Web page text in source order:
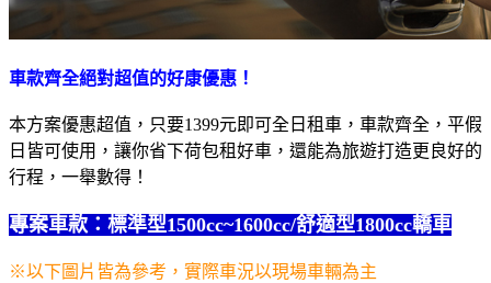
車款齊全絕對超值的好康優惠！
本方案優惠超值，只要1399元即可全日租車，車款齊全，平假
日皆可使用，讓你省下荷包租好車，還能為旅遊打造更良好的
行程，一舉數得！
專案車款：標準型1500cc~1600cc/舒適型1800cc轎車
※以下圖片皆為參考，實際車況以現場車輛為主